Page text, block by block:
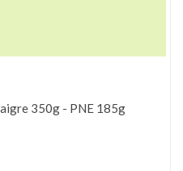
350g - PNE 185g